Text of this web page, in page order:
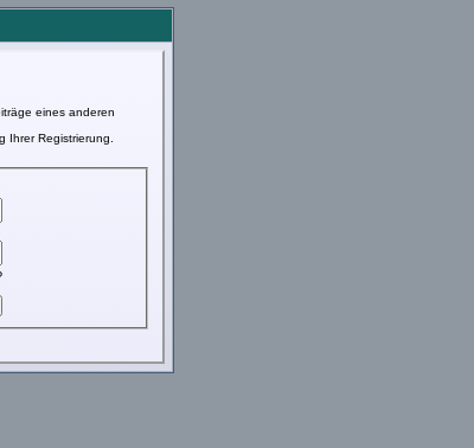
eines anderen
Ihrer Registrierung.